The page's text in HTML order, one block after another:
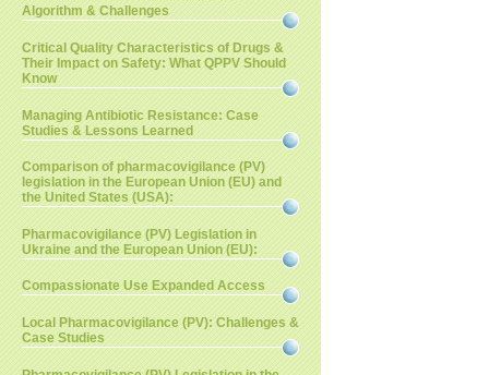
Algorithm & Challenges
Critical Quality Characteristics of Drugs &
Their Impact on Safety: What QPPV Should
Know
Managing Antibiotic Resistance: Case
Studies & Lessons Learned
Comparison of pharmacovigilance (PV)
legislation in the European Union (EU) and
the United States (USA):
Pharmacovigilance (PV) Legislation in
Ukraine and the European Union (EU):
Compassionate Use Expanded Access
Local Pharmacovigilance (PV): Challenges &
Case Studies